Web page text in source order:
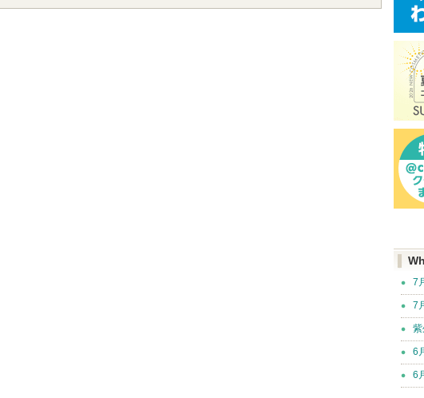
7
7
6
6